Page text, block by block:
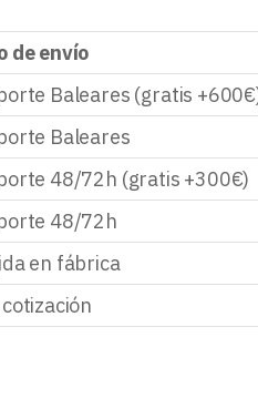
de envío
Baleares (gratis
Baleares
48/72h (gratis +300€)
48/72h
en fábrica